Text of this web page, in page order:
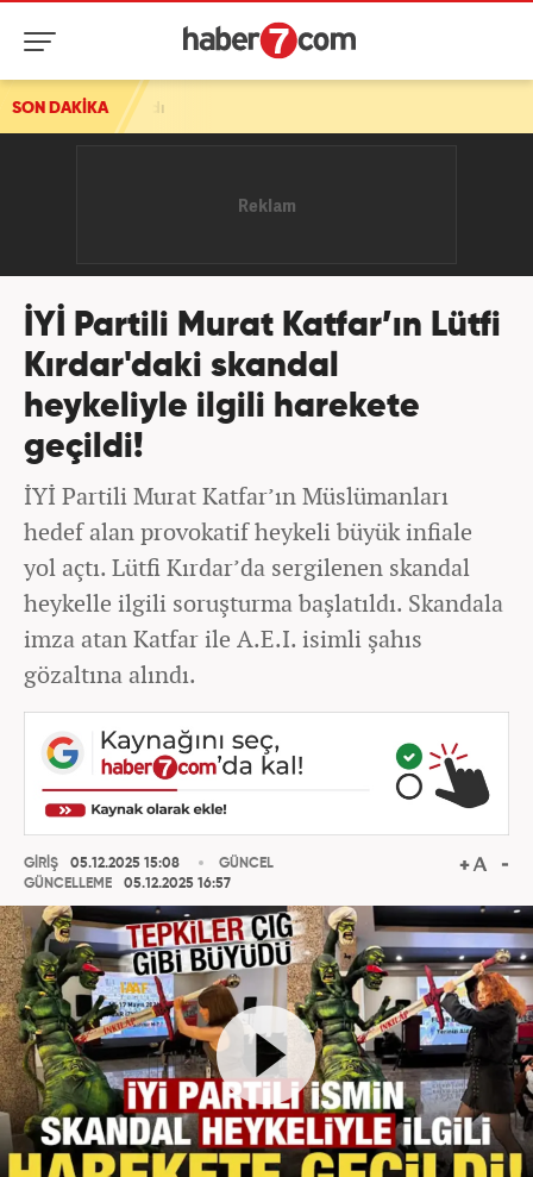
SON DAKİKA
İYİ Partili Murat Katfar’ın Lütfi
Kırdar'daki skandal
heykeliyle ilgili harekete
geçildi!
İYİ Partili Murat Katfar’ın Müslümanları
hedef alan provokatif heykeli büyük infiale
yol açtı. Lütfi Kırdar’da sergilenen skandal
heykelle ilgili soruşturma başlatıldı. Skandala
imza atan Katfar ile A.E.I. isimli şahıs
gözaltına alındı.
GİRİŞ
05.12.2025 15:08
GÜNCELLEME
05.12.2025 16:57
GÜNCEL